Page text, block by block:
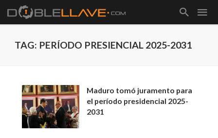
TAG: PERÍODO PRESIENCIAL 2025-2031
Maduro tomó juramento para
el período presidencial 2025-
2031